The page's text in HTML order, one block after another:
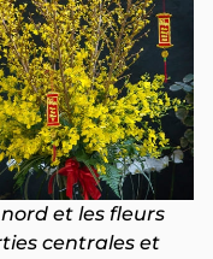
et les fleurs
centrales et